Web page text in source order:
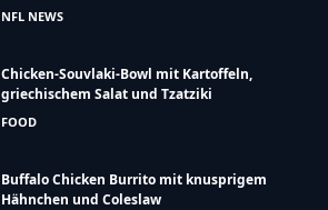
NFL NEWS
Chicken-Souvlaki-Bowl mit Kartoffeln,
griechischem Salat und Tzatziki
FOOD
Buffalo Chicken Burrito mit knusprigem
Hähnchen und Coleslaw